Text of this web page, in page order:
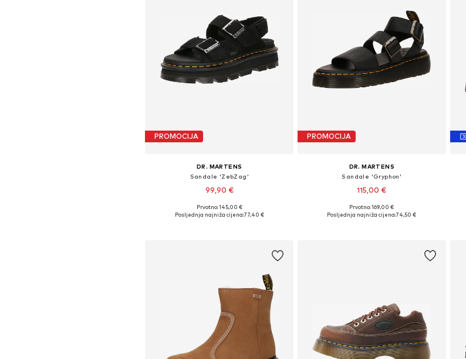
PROMOCIJA
DR. MARTENS
Sandale 'ZebZag'
99,90 €
Dostupne veličine: 36, 38, 39, 40, 41, 42
Prvotno: 145,00 €
Posljednja najniža cijena:77,40 €
PROMOCIJA
DR. MARTENS
Sandale 'Gryphon'
115,00 €
Dostupno u više veličina
Prvotno: 169,00 €
Posljednja najniža cijena:74,50 €